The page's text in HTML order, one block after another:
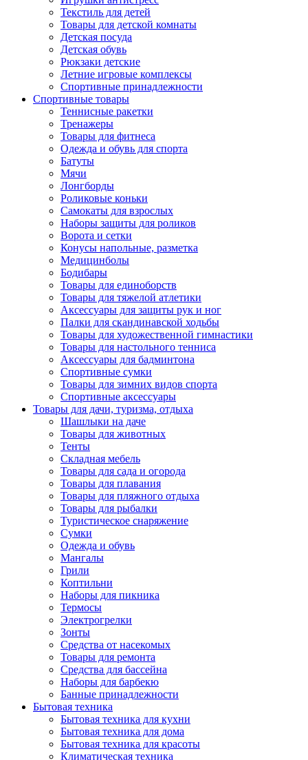
Текстиль для детей
Товары для детской комнаты
Детская посуда
Детская обувь
Рюкзаки детские
Летние игровые комплексы
Спортивные принадлежности
Спортивные товары
Теннисные ракетки
Тренажеры
Товары для фитнеса
Одежда и обувь для спорта
Батуты
Мячи
Лонгборды
Роликовые коньки
Самокаты для взрослых
Наборы защиты для роликов
Ворота и сетки
Конусы напольные, разметка
Медицинболы
Бодибары
Товары для единоборств
Товары для тяжелой атлетики
Аксессуары для защиты рук и ног
Палки для скандинавской ходьбы
Товары для художественной гимнастики
Товары для настольного тенниса
Аксессуары для бадминтона
Спортивные сумки
Товары для зимних видов спорта
Спортивные аксессуары
Товары для дачи, туризма, отдыха
Шашлыки на даче
Товары для животных
Тенты
Складная мебель
Товары для сада и огорода
Товары для плавания
Товары для пляжного отдыха
Товары для рыбалки
Туристическое снаряжение
Сумки
Одежда и обувь
Мангалы
Грили
Коптильни
Наборы для пикника
Термосы
Электрогрелки
Зонты
Средства от насекомых
Товары для ремонта
Средства для бассейна
Наборы для барбекю
Банные принадлежности
Бытовая техника
Бытовая техника для кухни
Бытовая техника для дома
Бытовая техника для красоты
Климатическая техника